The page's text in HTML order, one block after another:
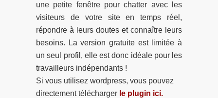
une petite fenêtre pour chatter avec les
visiteurs de votre site en temps réel,
répondre à leurs doutes et connaître leurs
besoins. La version gratuite est limitée à
un seul profil, elle est donc idéale pour les
travailleurs indépendants !
Si vous utilisez wordpress, vous pouvez
directement télécharger le plugin ici.